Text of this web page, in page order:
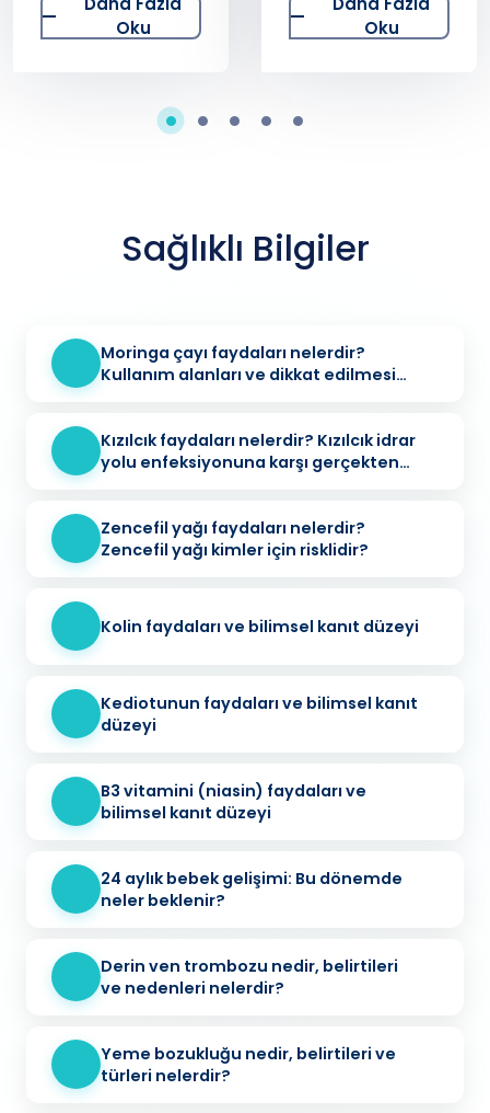
Nelerdir? Nasıl
Tedavi Edilir?
Oku
Sonrası
Hakkında
Gerekenler
Oku
Sağlıklı Bilgiler
Moringa çayı faydaları nelerdir?
Kullanım alanları ve dikkat edilmesi
Kızılcık faydaları nelerdir? Kızılcık idrar
yolu enfeksiyonuna karşı gerçekten
Zencefil yağı faydaları nelerdir?
Zencefil yağı kimler için risklidir?
Kolin faydaları ve bilimsel kanıt düzeyi
Kediotunun faydaları ve bilimsel kanıt
düzeyi
B3 vitamini (niasin) faydaları ve
bilimsel kanıt düzeyi
24 aylık bebek gelişimi: Bu dönemde
neler beklenir?
Derin ven trombozu nedir, belirtileri
ve nedenleri nelerdir?
Yeme bozukluğu nedir, belirtileri ve
türleri nelerdir?